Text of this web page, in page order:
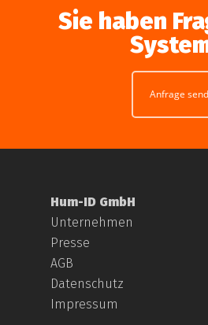
Sie haben
Anfrage
Hum-ID GmbH
Unternehmen
Presse
AGB
Datenschutz
Impressum